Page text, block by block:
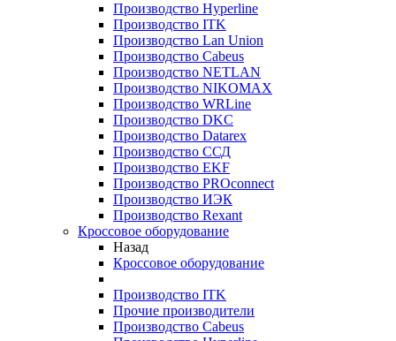
Производство Hyperline
Производство ITK
Производство Lan Union
Производство Cabeus
Производство NETLAN
Производство NIKOMAX
Производство WRLine
Производство DKC
Производство Datarex
Производство ССД
Производство EKF
Производство PROconnect
Производство ИЭК
Производство Rexant
Кроссовое оборудование
Назад
Кроссовое оборудование
Производство ITK
Прочие производители
Производство Cabeus